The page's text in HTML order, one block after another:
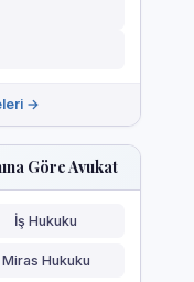
→
Göre Avukat
İş Hukuku
Miras Hukuku